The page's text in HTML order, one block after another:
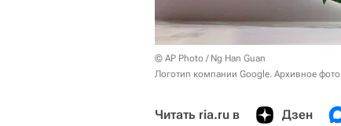
© AP Photo / Ng Han Guan
Логотип компании Google. Архивное фото
Читать ria.ru в Дзен